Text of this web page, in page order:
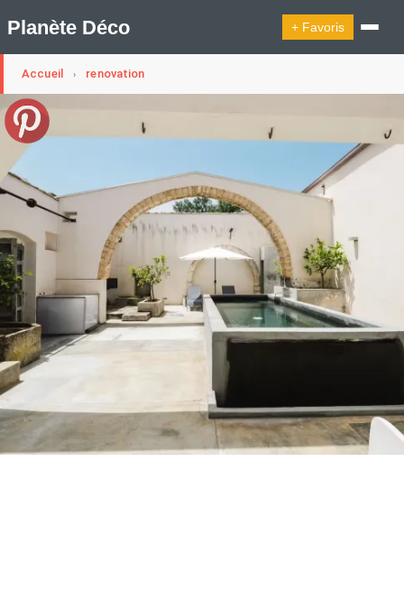
Planète Déco + Favoris
🛍︎ Shop Planète Déco
Belgique
Cabanes
Decoration Noël
Design Suédois En Quelques Photos
Idées Déco En 10 Photos
La Semaine Décoration Et Design
Maison En Ville
Méli-Mélo Suédois
Publi Reportage
Tendance
Interieurs Scandinaves
La Décoration Selon Votre Signe Astrologique
Les Trouvailles Déco Du Jour
Loft
Maison Appartement Écologique
Maison Container/container House
Maison Et Appartement Vintage
On Décode La Déco
Petite Surface
Question De Style
Renovation
Revue De Week End
Tiny House
Accueil › renovation